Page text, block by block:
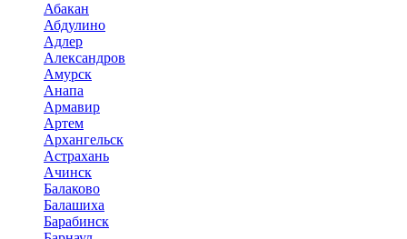
Абакан
Абдулино
Адлер
Александров
Амурск
Анапа
Армавир
Артем
Архангельск
Астрахань
Ачинск
Балаково
Балашиха
Барабинск